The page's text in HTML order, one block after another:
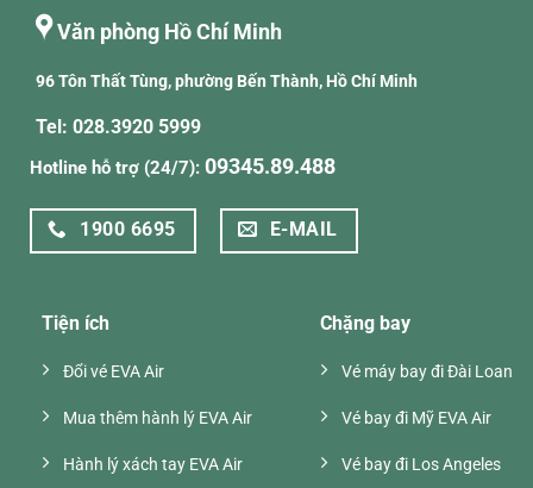
Văn phòng Hồ Chí Minh
96 Tôn Thất Tùng, phường Bến Thành, Hồ Chí Minh
Tel: 028.3920 5999
Hotline hỗ trợ (24/7): 09345.89.488
1900 6695 E-MAIL
Tiện ích
Đổi vé EVA Air
Mua thêm hành lý EVA Air
Hành lý xách tay EVA Air
Chặng bay
Vé máy bay đi Đài Loan
Vé bay đi Mỹ EVA Air
Vé bay đi Los Angeles